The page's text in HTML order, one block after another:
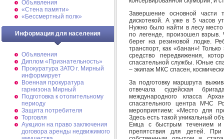
Объявления
«Стена памяти»
«Бессмертный полк»
Информация для населения
Объявления
Диплом «Признательность»
Прокуратура ЗАТО г. Мирный
информирует
Военная прокуратура
гарнизона Мирный
Подготовка к отопительному
периоду
Защита потребителя
Торговля
Аукцион на право заключения
договора аренды недвижимого
Завершение основной
дискотекой. А уже в 5 часов
Нужно было найти в лесу
по легенде, произошел
берег на резиновой лодке.
транспорт, как «банан»!
средство передвижения,
спасательной службы. Юные
– экипаж МКС спасен,
За подготовку маршрута
отвечала судейская
международного класса
спасательного центра МЧС
мероприятием: «Место для
Здесь есть такой уникальный
Емца с быстрым течением и
препятствия для детей. При